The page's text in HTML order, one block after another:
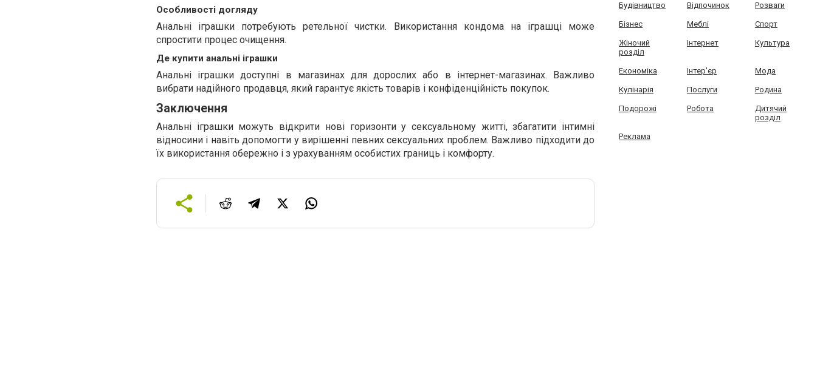
Особливості догляду
Анальні іграшки потребують ретельної чистки. Використання кондома на іграшці може
спростити процес очищення.
Де купити анальні іграшки
Анальні іграшки доступні в магазинах для дорослих або в інтернет-магазинах. Важливо
вибрати надійного продавця, який гарантує якість товарів і конфіденційність покупок.
Заключення
Анальні іграшки можуть відкрити нові горизонти у сексуальному житті, збагатити інтимні
відносини і навіть допомогти у вирішенні певних сексуальних проблем. Важливо підходити до
їх використання обережно і з урахуванням особистих границь і комфорту.
Будівництво Відпочинок Розваги
Бізнес Меблі Спорт
Жіночий
розділ
Інтернет Культура
Економіка Інтер'єр Мода
Кулінарія Послуги Родина
Подорожі Робота
Дитячий
розділ
Реклама